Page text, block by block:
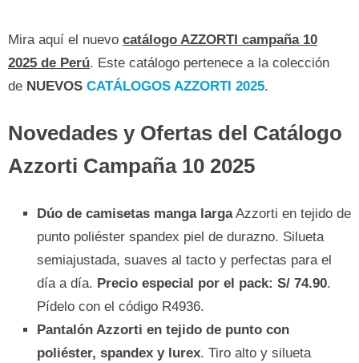
Mira aquí el nuevo catálogo AZZORTI campaña 10
2025 de Perú. Este catálogo pertenece a la colección
de NUEVOS CATÁLOGOS AZZORTI 2025.
Novedades y Ofertas del Catálogo
Azzorti Campaña 10 2025
Dúo de camisetas manga largaAzzorti en tejido de
punto poliéster spandex piel de durazno. Silueta
semiajustada, suaves al tacto y perfectas para el
día a día. Precio especial por el pack: S/ 74.90.
Pídelo con el código R4936.
Pantalón Azzorti en tejido de punto con
poliéster, spandex y lurex. Tiro alto y silueta